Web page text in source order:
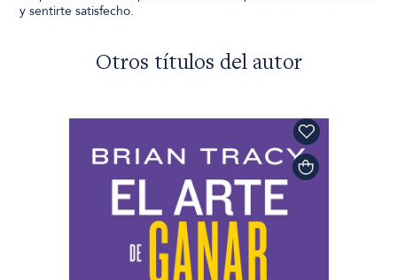
y sentirte satisfecho.
Otros títulos del autor